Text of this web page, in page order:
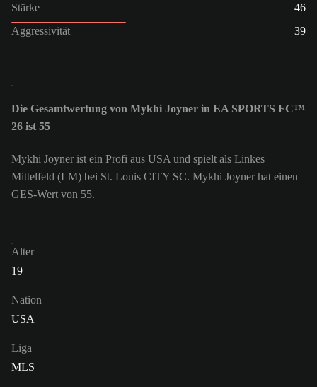
Stärke
46
Aggressivität
39
Die Gesamtwertung von Mykhi Joyner in EA SPORTS FC™
26 ist 55
Mykhi Joyner ist ein Profi aus USA und spielt als Linkes
Mittelfeld (LM) bei St. Louis CITY SC. Mykhi Joyner hat einen
GES-Wert von 55.
Alter
19
Nation
USA
Liga
MLS